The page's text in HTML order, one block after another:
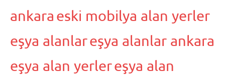
ankara eski mobilya alan yerler
eşya alanlareşya alanlar ankara
eşya alan yerlereşya alan